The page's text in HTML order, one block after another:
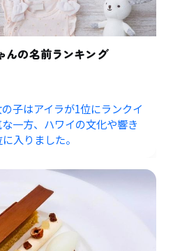
んの名前ランキング
子はアイラが1位にランクイ
一方、ハワイの文化や響き
入りました。